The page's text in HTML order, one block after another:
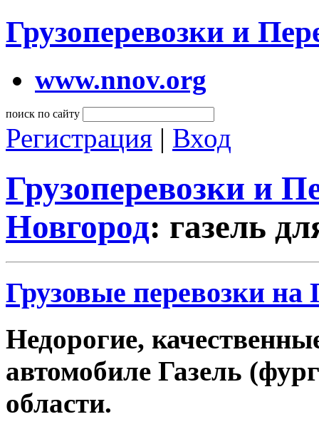
Грузоперевозки и
www.nnov.org
поиск по сайту
Регистрация | Вход
Грузоперевозки и
Новгород: газель
Грузовые перевозки
Недорогие,
автомобиле Газель
области.